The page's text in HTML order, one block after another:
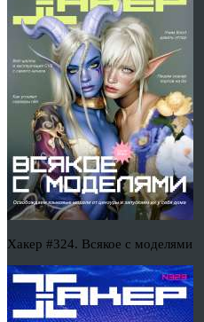
Хакер #324. Всякое с моделями